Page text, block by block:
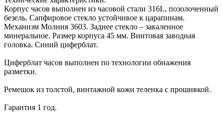
Корпус часов выполнен из часовой стали 316L, позолоченный
безель. Сапфировое стекло устойчивое к царапинам.
Механизм Молния 3603. Заднее стекло – закаленное
минеральное. Размер корпуса 45 мм. Винтовая заводная
головка. Синий циферблат.
Циферблат часов выполнен по технологии обнажения
разметки.
Ремешок из толстой, винтажной кожи теленка с прошивкой.
Гарантия 1 год.